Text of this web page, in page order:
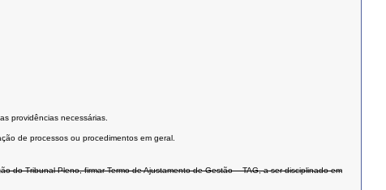
providências necessárias.
de processos ou procedimentos em geral.
Tribunal Pleno, firmar Termo de Ajustamento de Gestão – TAG, a ser disciplinado em